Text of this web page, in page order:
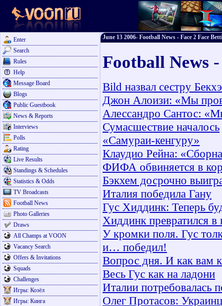
Enter
Search
Rules
Help
Message Board
Blogs
Public Guestbook
News & Reports
Interviews
Polls
Rating
Live Results
Standings & Schedules
Statistics & Odds
TV Broadcasts
Football News
Photo Galleries
Draws
All Champs at VOON
Vacancy Search
Offers & Invitations
Squads
Challenges
Игры: Козёл
Игры: Кинга
June 13 2006- Football News - Face 2 Face
Football News
Bild назвал сестру
Джон Алоизи: «Мы
Алессандро Сантос:
Сумасшествие началось
«Самураи-кенгуру»
Клаудио Рейна:
ФИФА обвиняется в
Бэкхем досрочно
Италия победила Гану
Гус Хиддинк: Теперь
Хиддинк превратился в
У кромки поля. Гус
и… победил!
Вопрос дня. И как вам
Весь Гус как на ладони
Италии потребовалась
Олег Протасов: